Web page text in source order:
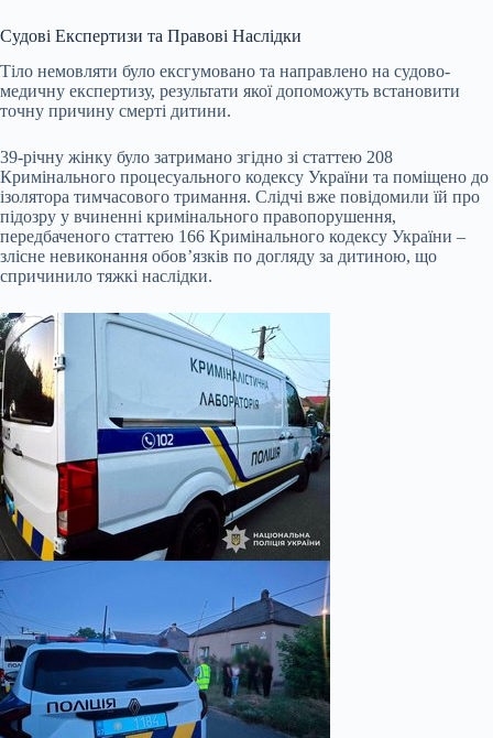
Судові Експертизи та Правові Наслідки
Тіло немовляти було ексгумовано та направлено на судово-
медичну експертизу, результати якої допоможуть встановити
точну причину смерті дитини.
39-річну жінку було затримано згідно зі статтею 208
Кримінального процесуального кодексу України та поміщено до
ізолятора тимчасового тримання. Слідчі вже повідомили їй про
підозру у вчиненні кримінального правопорушення,
передбаченого статтею 166 Кримінального кодексу України –
злісне невиконання обов’язків по догляду за дитиною, що
спричинило тяжкі наслідки.